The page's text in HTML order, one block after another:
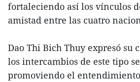
fortaleciendo así los vínculos
amistad entre las cuatro
Dao Thi Bich Thuy expresó su
los intercambios de este tipo
promoviendo el